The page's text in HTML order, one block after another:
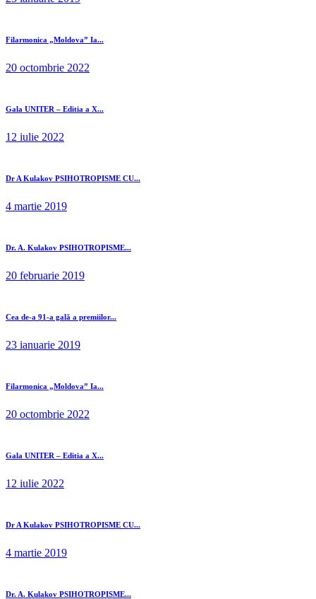
Filarmonica „Moldova” Ia...
20 octombrie 2022
Gala UNITER – Editia a X...
12 iulie 2022
Dr A Kulakov PSIHOTROPISME CU...
4 martie 2019
Dr. A. Kulakov PSIHOTROPISME...
20 februarie 2019
Cea de-a 91-a gală a premiilor...
23 ianuarie 2019
Filarmonica „Moldova” Ia...
20 octombrie 2022
Gala UNITER – Editia a X...
12 iulie 2022
Dr A Kulakov PSIHOTROPISME CU...
4 martie 2019
Dr. A. Kulakov PSIHOTROPISME...